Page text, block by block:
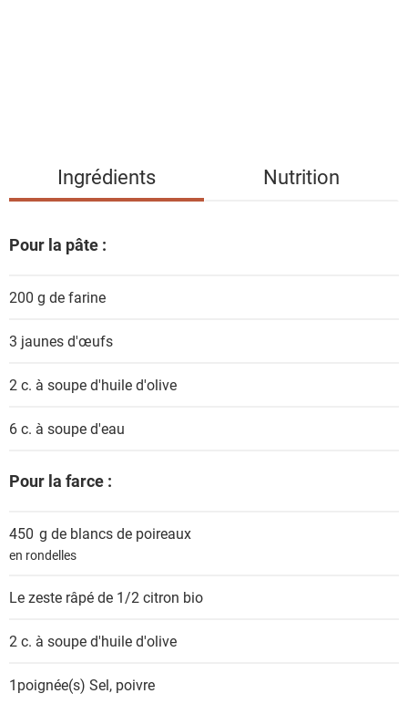
d
n
Ingrédients Nutrition
Pour la pâte :
200 g defarine
3 jaunes d'œufs
2 c. à souped'huile d'olive
6 c. à souped'eau
Pour la farce :
450 g de blancs de poireaux
en rondelles
Le zeste râpé de 1/2 citron bio
2 c. à souped'huile d'olive
1poignée(s) Sel, poivre